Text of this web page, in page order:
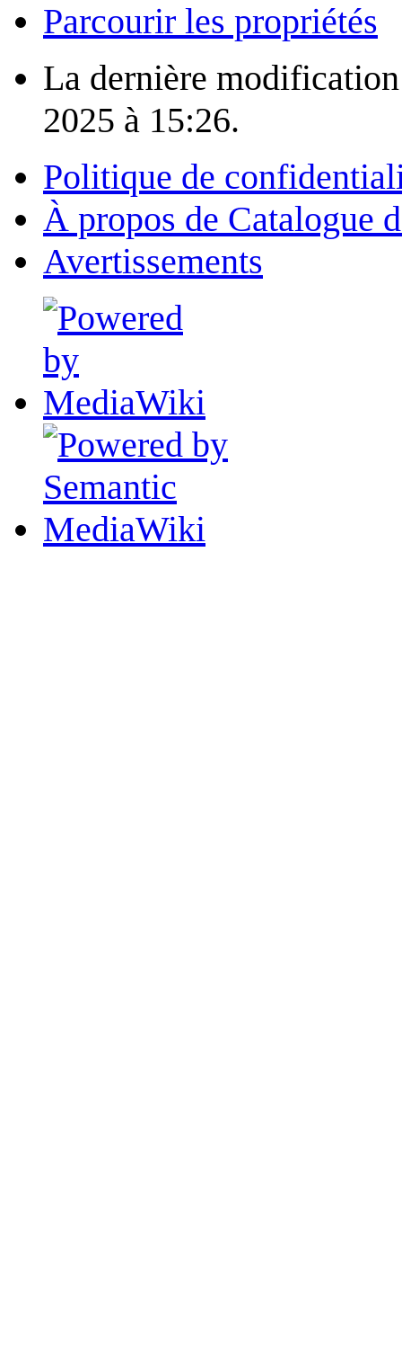
Parcourir les propriétés
La dernière
2025 à 15:26.
Politique de
À propos de Catalogue
Avertissements